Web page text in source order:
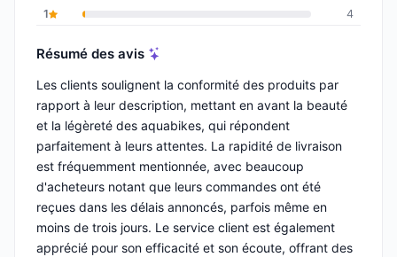
1
4
Résumé des avis
Les clients soulignent la conformité des produits par
rapport à leur description, mettant en avant la beauté
et la légèreté des aquabikes, qui répondent
parfaitement à leurs attentes. La rapidité de livraison
est fréquemment mentionnée, avec beaucoup
d'acheteurs notant que leurs commandes ont été
reçues dans les délais annoncés, parfois même en
moins de trois jours. Le service client est également
apprécié pour son efficacité et son écoute, offrant des